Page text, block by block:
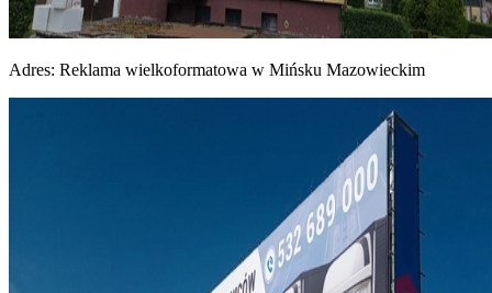
Adres: Reklama wielkoformatowa w Mińsku Mazowieckim